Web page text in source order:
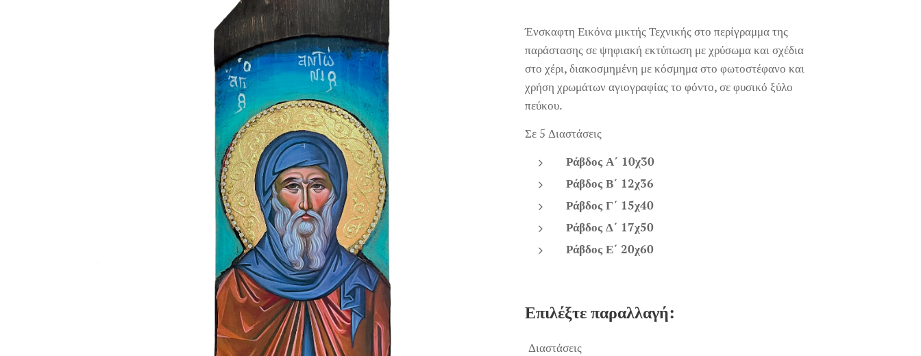
Ένσκαφτη Εικόνα μικτής Τεχνικής στο περίγραμμα της
παράστασης σε ψηφιακή εκτύπωση με χρύσωμα και σχέδια
στο χέρι, διακοσμημένη με κόσμημα στο φωτοστέφανο και
χρήση χρωμάτων αγιογραφίας το φόντο, σε φυσικό ξύλο
πεύκου.
Σε 5 Διαστάσεις
Ράβδος Α΄ 10χ30
Ράβδος Β΄ 12χ36
Ράβδος Γ΄ 15χ40
Ράβδος Δ΄ 17χ50
Ράβδος Ε΄ 20χ60
Επιλέξτε παραλλαγή:
Διαστάσεις